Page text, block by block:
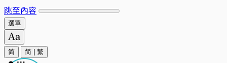
跳至內容
選單
简 简 繁